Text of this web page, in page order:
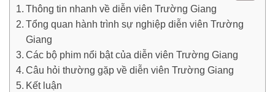
Thông tin nhanh về diễn viên Trường Giang
Tổng quan hành trình sự nghiệp diễn viên Trường
Giang
Các bộ phim nổi bật của diễn viên Trường Giang
Câu hỏi thường gặp về diễn viên Trường Giang
Kết luận